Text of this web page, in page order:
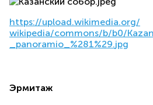
https://upload.wikimedia.org/
wikipedia/commons/b/b0/
_panoramio_%281%29.jpg
Эрмитаж